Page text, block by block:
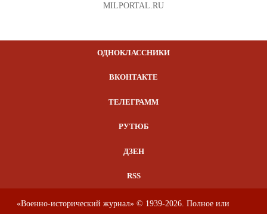
MILPORTAL.RU
ОДНОКЛАССНИКИ
ВКОНТАКТЕ
ТЕЛЕГРАММ
РУТЮБ
ДЗЕН
RSS
«Военно-исторический журнал» © 1939-2026. Полное или